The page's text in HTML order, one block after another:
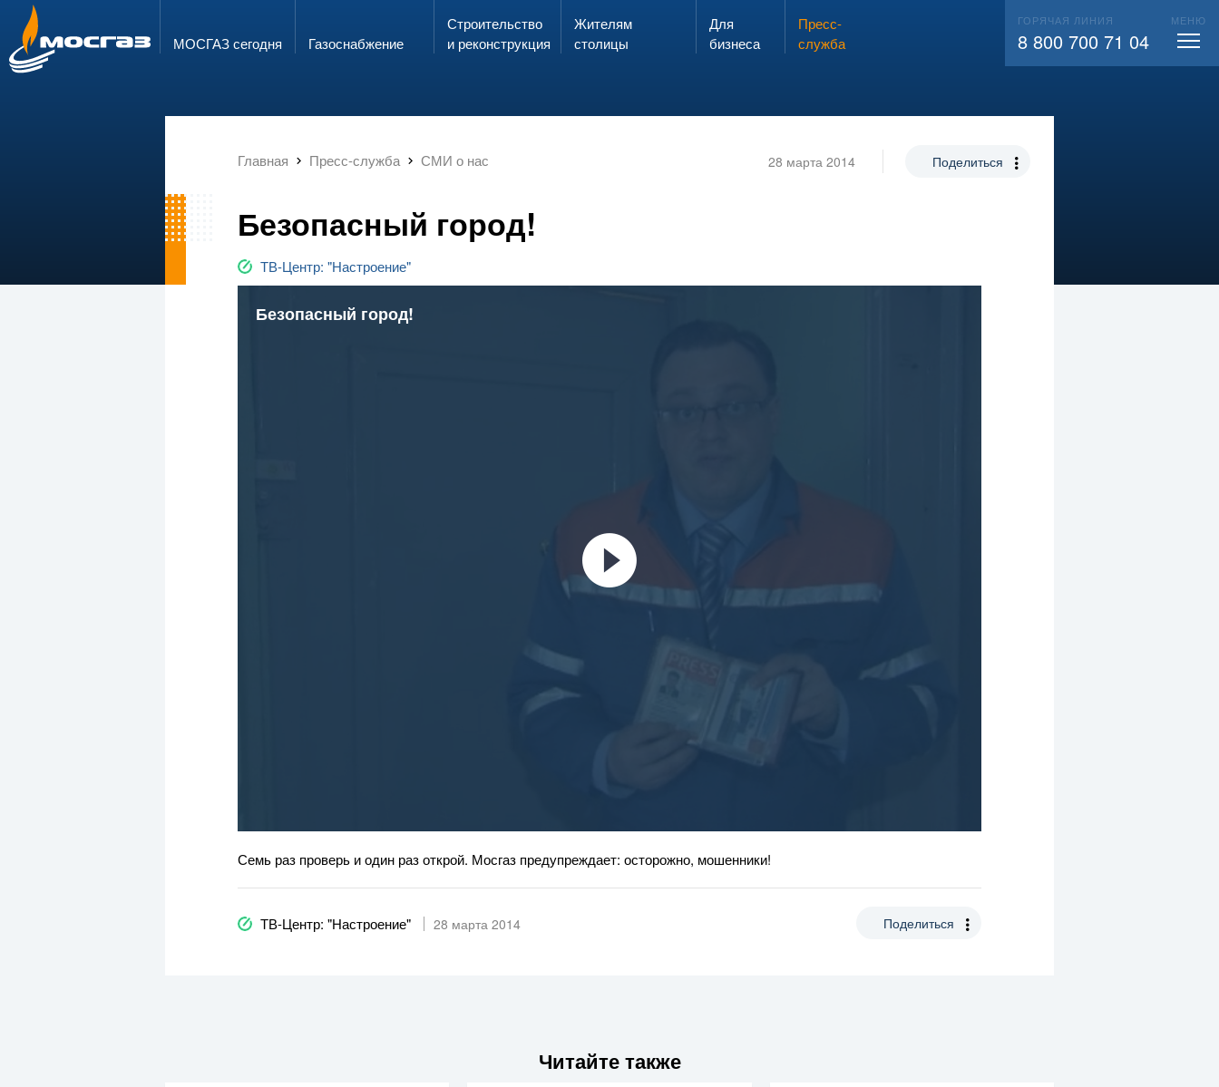
Запах газа?
ЗВОНИ 104 ВЫЗВАТЬ СЛЕСАРЯ
ГОРЯЧАЯ ЛИНИЯ
8 800 700 71 04 info@mos-gaz.ru
МОСГАЗ сегодня Газо­снабжение
Строительство
и реконструкция
Жителям
столицы
Для
бизнеса
Пресс-
служба
ГОРЯЧАЯ ЛИНИЯ
8 800 700 71 04
МЕНЮ
Главная Пресс-служба СМИ о нас 28 марта 2014 Поделиться
Безопасный город!
ТВ-Центр: "Настроение"
Безопасный город!
Семь раз проверь и один раз открой. Мосгаз предупреждает: осторожно, мошенники!
ТВ-Центр: "Настроение" 28 марта 2014 Поделиться
Читайте также